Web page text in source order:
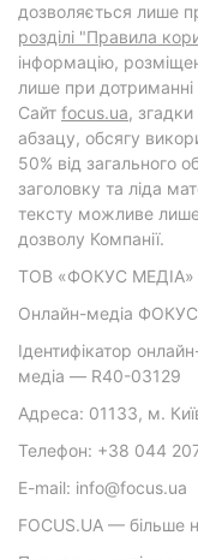
дозволяється лише
розділі "Правила
інформацію,
лише при дотриманні
Cайт focus.ua,
абзацу, обсягу
50% від загального
заголовку та ліда
тексту можливе
дозволу Компанії.
ТОВ «ФОКУС МЕДІА»
Онлайн-медіа ФОКУС
Ідентифікатор
медіа — R40-03129
Адреса: 01133, м.
Телефон: +38 044
E-mail: info@focus.ua
FOCUS.UA — більше